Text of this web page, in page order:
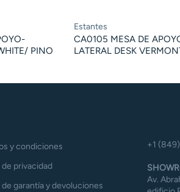
PINO
Estantes
CA0105 MESA DE
LATERAL DESK
y condiciones
de privacidad
de garantía y devoluciones
+1
Av.